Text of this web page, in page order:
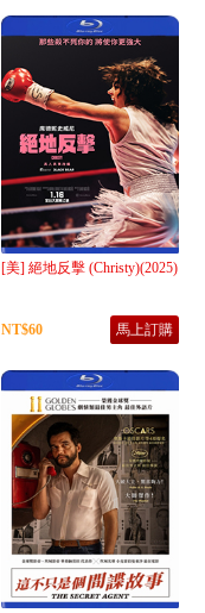
[美] 絕地反擊 (Christy)(2025)
NT$60 馬上訂購